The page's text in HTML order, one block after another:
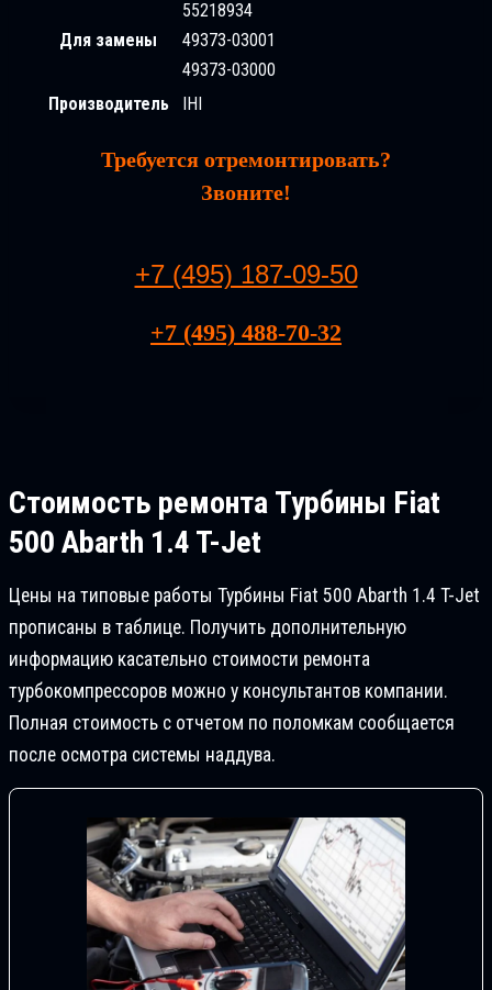
Для замены
55218934
49373-03001
49373-03000
Производитель
IHI
Требуется отремонтировать?
Звоните!
+7 (495) 187-09-50
+7 (495) 488-70-32
Стоимость ремонта Турбины Fiat
500 Abarth 1.4 T-Jet
Цены на типовые работы Турбины Fiat 500 Abarth 1.4 T-Jet
прописаны в таблице. Получить дополнительную
информацию касательно стоимости ремонта
турбокомпрессоров можно у консультантов компании.
Полная стоимость с отчетом по поломкам сообщается
после осмотра системы наддува.